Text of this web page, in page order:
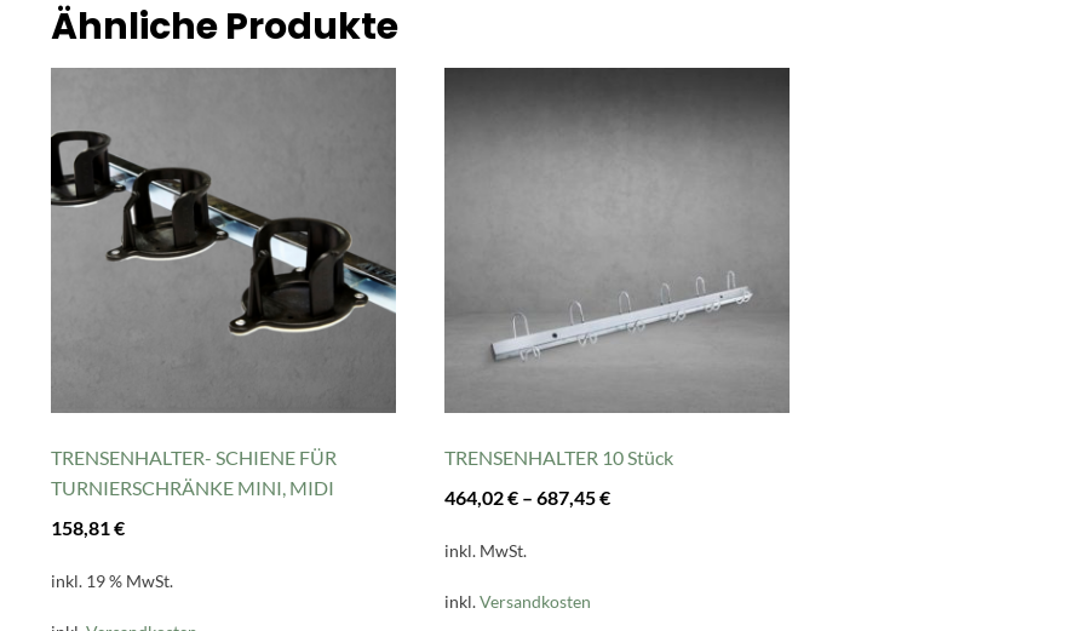
Ähnliche Produkte
TRENSENHALTER- SCHIENE FÜR
TURNIERSCHRÄNKE MINI, MIDI
158,81€
inkl. 19 % MwSt.
TRENSENHALTER 10 Stück
464,02€ – 687,45€
inkl. MwSt.
inkl.Versandkosten
Produktseite